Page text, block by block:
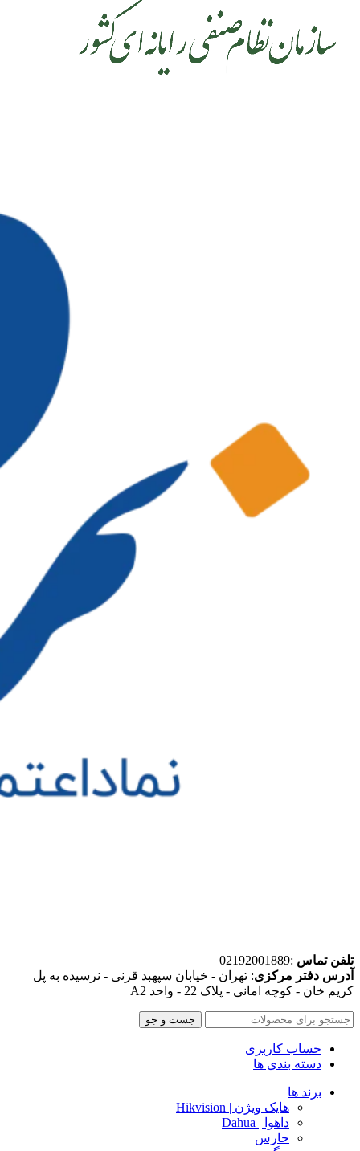
تلفن تماس :02192001889
آدرس دفتر مرکزی: تهران - خیابان سپهبد قرنی - نرسیده به پل
کریم خان - کوچه امانی - پلاک 22 - واحد A2
جست و جو
حساب کاربری
دسته بندی ها
برند ها
هایک ویژن | Hikvision
داهوا | Dahua
حارس